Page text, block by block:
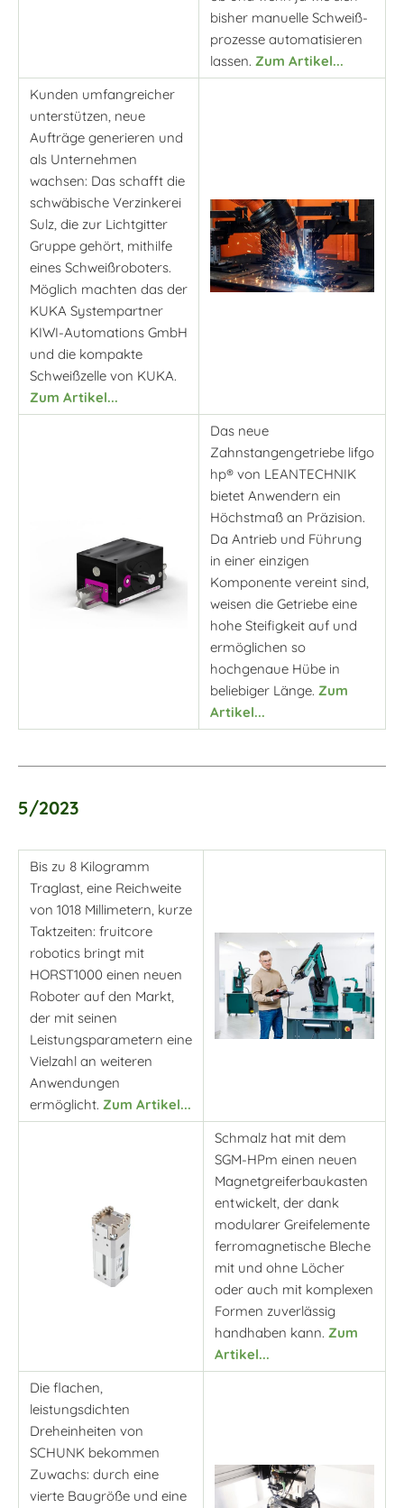
bisher manuelle Schweiß-
prozesse automatisieren
lassen. Zum Artikel...
Kunden umfangreicher
unterstützen, neue
Aufträge generieren und
als Unternehmen
wachsen: Das schafft die
schwäbische Verzinkerei
Sulz, die zur Lichtgitter
Gruppe gehört, mithilfe
eines Schweißroboters.
Möglich machten das der
KUKA Systempartner
KIWI-Automations GmbH
und die kompakte
Schweißzelle von KUKA.
Zum Artikel...
Das neue
Zahnstangengetriebe lifgo
hp® von LEANTECHNIK
bietet Anwendern ein
Höchstmaß an Präzision.
Da Antrieb und Führung
in einer einzigen
Komponente vereint sind,
weisen die Getriebe eine
hohe Steifigkeit auf und
ermöglichen so
hochgenaue Hübe in
beliebiger Länge. Zum
Artikel...
5/2023
Bis zu 8 Kilogramm
Traglast, eine Reichweite
von 1018 Millimetern, kurze
Taktzeiten: fruitcore
robotics bringt mit
HORST1000 einen neuen
Roboter auf den Markt,
der mit seinen
Leistungsparametern eine
Vielzahl an weiteren
Anwendungen
ermöglicht. Zum Artikel...
Schmalz hat mit dem
SGM-HPm einen neuen
Magnetgreiferbaukasten
entwickelt, der dank
modularer Greifelemente
ferromagnetische Bleche
mit und ohne Löcher
oder auch mit komplexen
Formen zuverlässig
handhaben kann. Zum
Artikel...
Die flachen,
leistungsdichten
Dreheinheiten von
SCHUNK bekommen
Zuwachs: durch eine
vierte Baugröße und eine